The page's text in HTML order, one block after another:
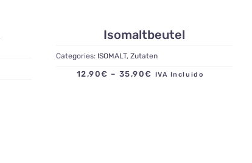
Isomaltbeutel
Categories: ISOMALT, Zutaten
12,90€ – 35,90€ Preisspanne:
IVA Incluido